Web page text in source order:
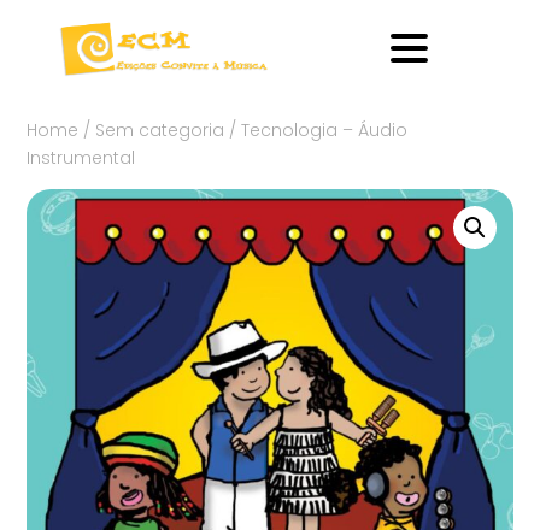
Home / Sem categoria / Tecnologia – Áudio
Instrumental